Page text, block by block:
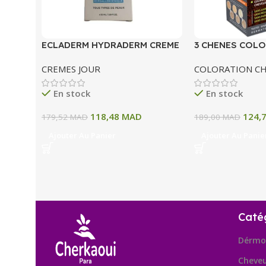
ECLADERM HYDRADERM CREME
ML
CREMES JOUR
En stock
179,52MAD 118,48 MAD
3 CHENES
A BLOND CLAIR
COLORATION
En stock
189,00MAD